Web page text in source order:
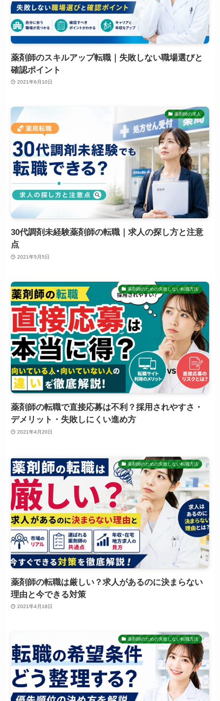
薬剤師のスキルアップ転職｜失敗しない職場選びと
確認ポイント
2021年6月10日
薬剤師の求人
30代調剤未経験薬剤師の転職｜求人の探し方と注意
点
2021年5月5日
薬剤師のための失敗しない転職方法
薬剤師の転職で直接応募は不利？採用されやすさ・
デメリット・失敗しにくい進め方
2021年4月20日
薬剤師のための失敗しない転職方法
薬剤師の転職は厳しい？求人があるのに決まらない
理由と今できる対策
2021年4月18日
薬剤師のための失敗しない転職方法